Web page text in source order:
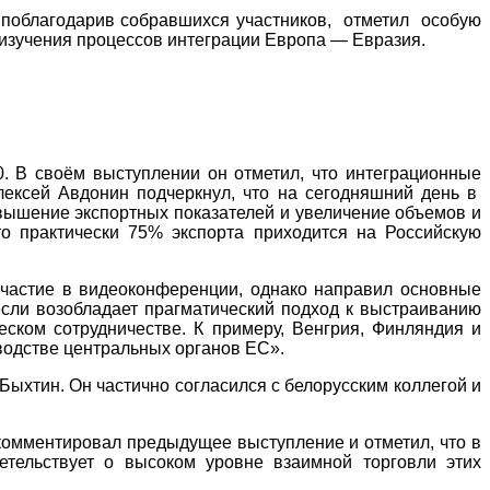
собравшихся участников, отметил особую
процессов интеграции Европа — Евразия.
своём выступлении он отметил, что интеграционные
Авдонин подчеркнул, что на сегодняшний день в
экспортных показателей и увеличение объемов и
75% экспорта приходится на Российскую
в видеоконференции, однако направил основные
возобладает прагматический подход к выстраиванию
сотрудничестве. К примеру, Венгрия, Финляндия и
центральных органов ЕС».
Он частично согласился с белорусским коллегой и
предыдущее выступление и отметил, что в
о высоком уровне взаимной торговли этих